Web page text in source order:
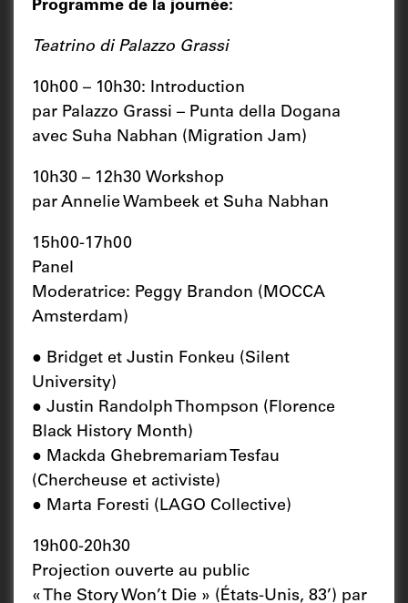
Programme de la journée:
Teatrino di Palazzo Grassi
10h00 – 10h30: Introduction
par Palazzo Grassi – Punta della Dogana
avec Suha Nabhan (Migration Jam)
10h30 – 12h30 Workshop
par Annelie Wambeek et Suha Nabhan
15h00-17h00
Panel
Moderatrice: Peggy Brandon (MOCCA
Amsterdam)
● Bridget et Justin Fonkeu (Silent
University)
● Justin Randolph Thompson (Florence
Black History Month)
● Mackda Ghebremariam Tesfau
(Chercheuse et activiste)
● Marta Foresti (LAGO Collective)
19h00-20h30
Projection ouverte au public
« The Story Won’t Die » (États-Unis, 83’) par